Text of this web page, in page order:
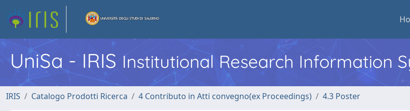
UniSa - IRIS Institutional Research Information
IRIS Catalogo Prodotti Ricerca 4 Contributo in Atti convegno(ex Proceedings) 4.3 Poster